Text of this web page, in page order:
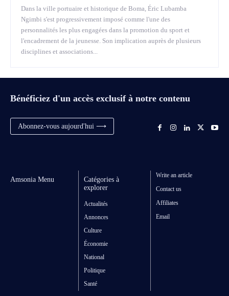
Dans la ville portuaire et historique de Boma, Éric Lubamba
Ngimbi s'est progressivement imposé comme l'une des
personnalités les plus engagées dans la promotion du sport et
l'encadrement de la jeunesse. Son implication auprès de plusieurs
disciplines et associations...
Bénéficiez d'un accès exclusif à notre contenu
Abonnez-vous aujourd'hui ⟶
Amsonia Menu
Catégories à
explorer
Actualités
Annonces
Culture
Économie
National
Politique
Santé
Write an article
Contact us
Affiliates
Email